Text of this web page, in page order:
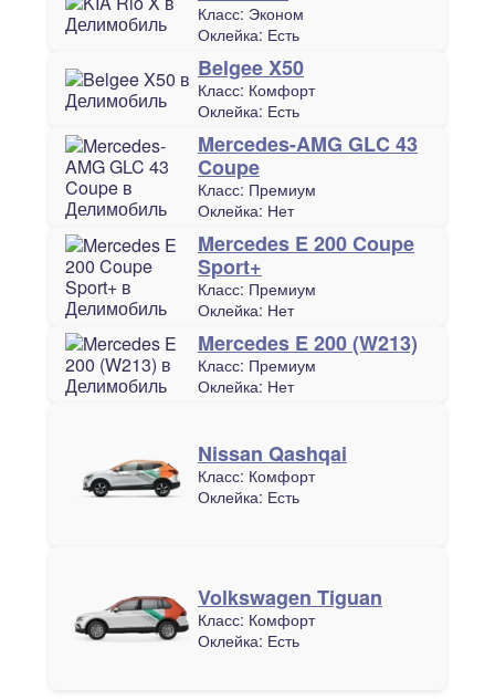
Класс: Эконом
Оклейка: Есть
Belgee X50
Класс: Комфорт
Оклейка: Есть
Mercedes-AMG GLC 43
Coupe
Класс: Премиум
Оклейка: Нет
Mercedes E 200 Coupe
Sport+
Класс: Премиум
Оклейка: Нет
Mercedes E 200 (W213)
Класс: Премиум
Оклейка: Нет
Nissan Qashqai
Класс: Комфорт
Оклейка: Есть
Volkswagen Tiguan
Класс: Комфорт
Оклейка: Есть